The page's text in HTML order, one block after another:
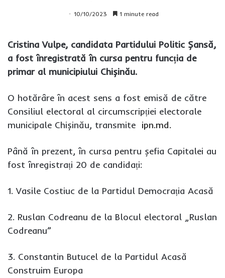
10/10/2023 1 minute read
Cristina Vulpe, candidata Partidului Politic Șansă,
a fost înregistrată în cursa pentru funcția de
primar al municipiului Chișinău.
O hotărâre în acest sens a fost emisă de către
Consiliul electoral al circumscripției electorale
municipale Chișinău, transmite ipn.md.
Până în prezent, în cursa pentru șefia Capitalei au
fost înregistrați 20 de candidați:
1. Vasile Costiuc de la Partidul Democrația Acasă
2. Ruslan Codreanu de la Blocul electoral „Ruslan
Codreanu”
3. Constantin Butucel de la Partidul Acasă
Construim Europa